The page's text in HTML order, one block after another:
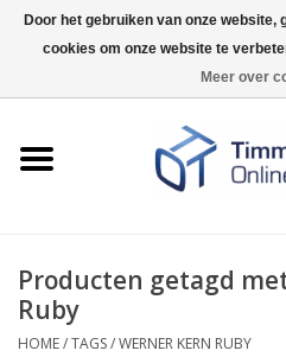
Merken
Producten getagd
Ruby
HOME/TAGS/WERNER KERN RUBY
Door het gebruiken van onze
cookies om onze website te
Meer over